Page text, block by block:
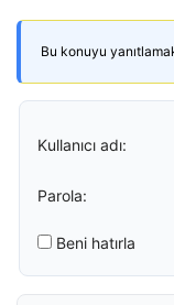
Bu konuyu
Kullanıcı adı:
Parola:
Beni hatırla